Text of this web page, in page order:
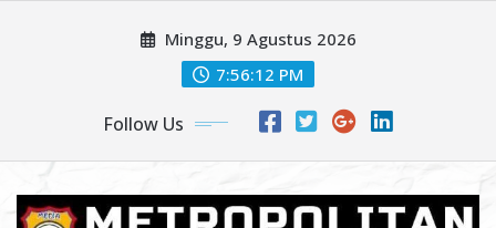
Minggu, 9 Agustus 2026
7:56:14 PM
Follow Us